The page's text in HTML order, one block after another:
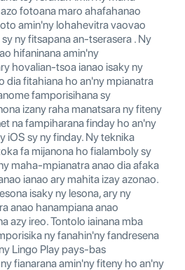
fotoana maro ahafahanao
amin'ny lohahevitra vaovao
ny fitsapana an-tserasera . Ny
hifaninana amin'ny
hovalian-tsoa ianao isaky ny
dia fitahiana ho an'ny mpianatra
famporisihana sy
izany raha manatsara ny fiteny
na fampiharana finday ho an'ny
iOS sy ny finday. Ny teknika
fa mijanona ho fialamboly sy
maha-mpianatra anao dia afaka
ianao ary mahita izay azonao.
isaky ny lesona, ary ny
anao hanampiana anao
azy ireo. Tontolo iainana mba
ny fanahin'ny fandresena
Lingo Play pays-bas
fianarana amin'ny fiteny ho an'ny